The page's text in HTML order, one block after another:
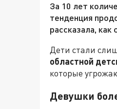
За 10 лет
тенденция
рассказала,
Дети стали
областной
которые
Девушки